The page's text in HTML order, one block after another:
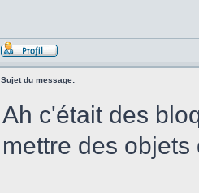
Sujet du message:
Ah c'était des
mettre des